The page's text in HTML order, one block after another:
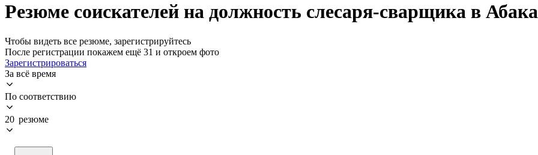
Резюме соискателей на должность слесаря-сварщика в
Чтобы видеть все резюме, зарегистрируйтесь
После регистрации покажем ещё 31 и откроем фото
Зарегистрироваться
За всё время
По соответствию
20 резюме